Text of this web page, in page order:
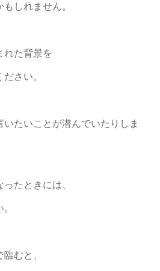
しれません。
れた背景を
さい。
たいことが潜んでいたりしま
たときには、
むと、